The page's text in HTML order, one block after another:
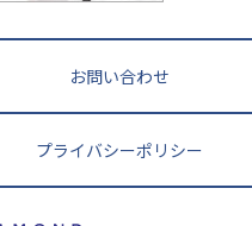
お問い合わせ
プライバシーポリシー